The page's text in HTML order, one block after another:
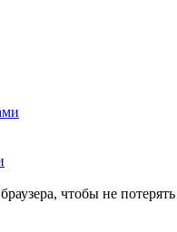
чтобы не